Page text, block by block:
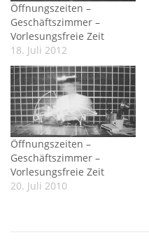
Öffnungszeiten –
Geschäftszimmer –
Vorlesungsfreie Zeit
18. Juli 2012
Öffnungszeiten –
Geschäftszimmer –
Vorlesungsfreie Zeit
20. Juli 2010